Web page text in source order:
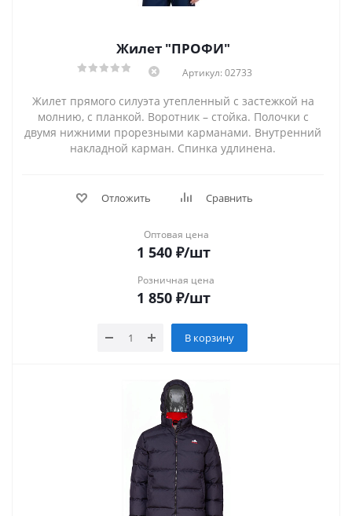
Жилет "ПРОФИ"
Артикул: 02733
Жилет прямого силуэта утепленный с застежкой на
молнию, с планкой. Воротник – стойка. Полочки с
двумя нижними прорезными карманами. Внутренний
накладной карман. Спинка удлинена.
Отложить Сравнить
Оптовая цена
1 540₽/шт
Розничная цена
1 850₽/шт
В корзину